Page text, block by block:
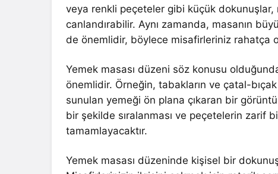
veya renkli peçeteler gibi küçük
canlandırabilir. Aynı zamanda, masanın
de önemlidir, böylece misafirleriniz rahatça
Yemek masası düzeni söz konusu
önemlidir. Örneğin, tabakların ve çatal-
sunulan yemeği ön plana çıkaran bir
bir şekilde sıralanması ve peçetelerin zarif
tamamlayacaktır.
Yemek masası düzeninde kişisel bir